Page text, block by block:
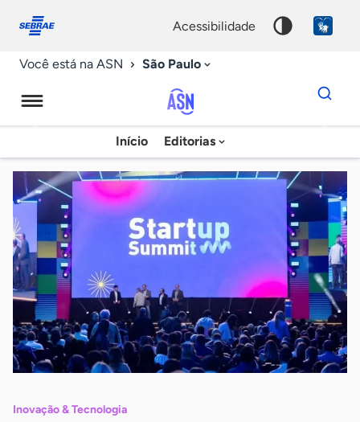
conosco
acessibilidade
Você está na ASN São Paulo
Agência
Sebrae
de
Notícias
Início Editorias
Dados
para
chave
Inovação & Tecnologia